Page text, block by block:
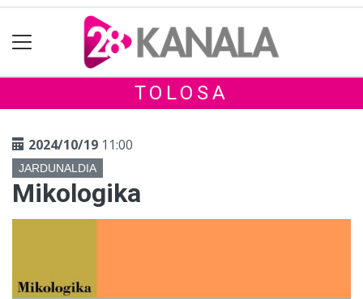
TOLOSA
2024/10/19 11:00
JARDUNALDIA
Mikologika